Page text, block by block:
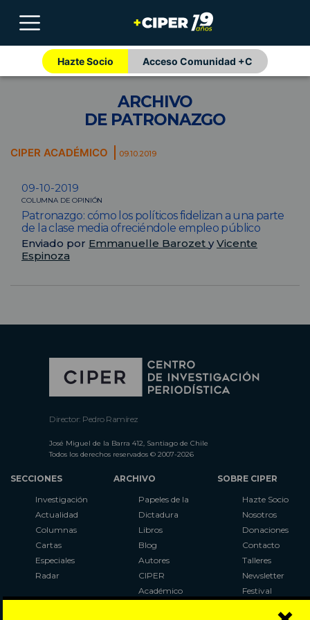
Hazte Socio Acceso Comunidad +C
ARCHIVO
DE PATRONAZGO
CIPER ACADÉMICO 09.10.2019
09-10-2019
COLUMNA DE OPINIÓN
Patronazgo: cómo los políticos fidelizan a una parte
de la clase media ofreciéndole empleo público
Enviado por Emmanuelle Barozet yVicente
Espinoza
Director: Pedro Ramírez
José Miguel de la Barra 412, Santiago de Chile
Todos los derechos reservados © 2007-2026
SECCIONES
Investigación
Actualidad
Columnas
Cartas
Especiales
Radar
ARCHIVO
Papeles de la
Dictadura
Libros
Blog
Autores
CIPER
Académico
SOBRE CIPER
Hazte Socio
Nosotros
Donaciones
Contacto
Talleres
Newsletter
Festival